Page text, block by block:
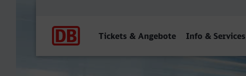
Tickets & Angebote Info & Services
Landshut (Bay) Hbf -